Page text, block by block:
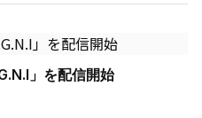
」を配信開始